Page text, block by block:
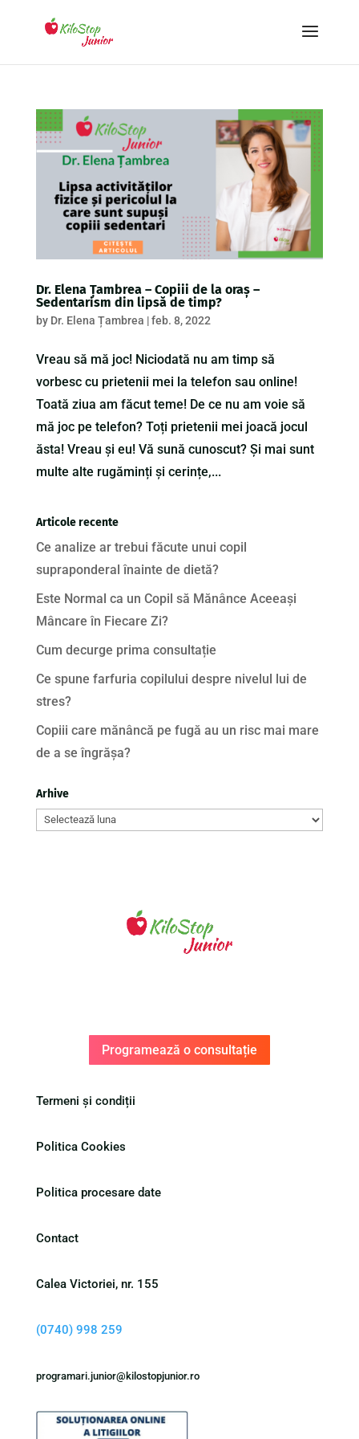
Dr. Elena Țambrea – Copiii de la oraș –
Sedentarism din lipsă de timp?
by Dr. Elena Țambrea |feb. 8, 2022
Vreau să mă joc! Niciodată nu am timp să
vorbesc cu prietenii mei la telefon sau online!
Toată ziua am făcut teme! De ce nu am voie să
mă joc pe telefon? Toți prietenii mei joacă jocul
ăsta! Vreau și eu! Vă sună cunoscut? Și mai sunt
multe alte rugăminți și cerințe,...
Articole recente
Ce analize ar trebui făcute unui copil
supraponderal înainte de dietă?
Este Normal ca un Copil să Mănânce Aceeași
Mâncare în Fiecare Zi?
Cum decurge prima consultație
Ce spune farfuria copilului despre nivelul lui de
stres?
Copiii care mănâncă pe fugă au un risc mai mare
de a se îngrășa?
Arhive
Arhive
Programează o consultație
Termeni și condiții
Politica Cookies
Politica procesare date
Contact
Calea Victoriei, nr. 155
(0740) 998 259
programari.junior@kilostopjunior.ro